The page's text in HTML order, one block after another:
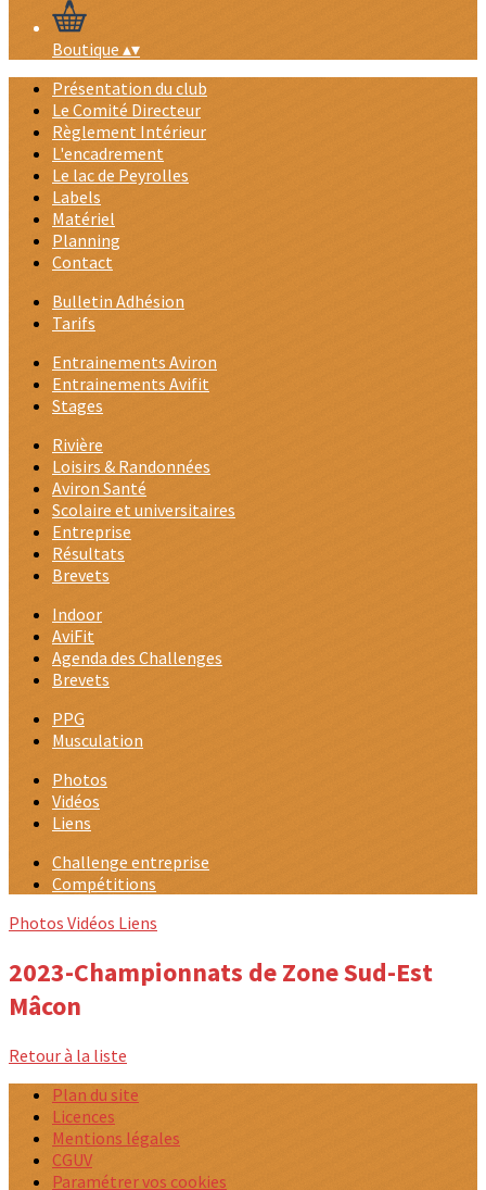
Boutique ▴▾
Présentation du club
Le Comité Directeur
Règlement Intérieur
L'encadrement
Le lac de Peyrolles
Labels
Matériel
Planning
Contact
Bulletin Adhésion
Tarifs
Entrainements Aviron
Entrainements Avifit
Stages
Rivière
Loisirs & Randonnées
Aviron Santé
Scolaire et universitaires
Entreprise
Résultats
Brevets
Indoor
AviFit
Agenda des Challenges
Brevets
PPG
Musculation
Photos
Vidéos
Liens
Challenge entreprise
Compétitions
Photos Vidéos Liens
2023-Championnats de Zone Sud-Est
Mâcon
Retour à la liste
Plan du site
Licences
Mentions légales
CGUV
Paramétrer vos cookies